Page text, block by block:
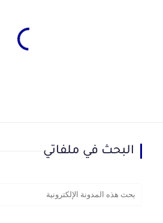
البحث في ملفاتي